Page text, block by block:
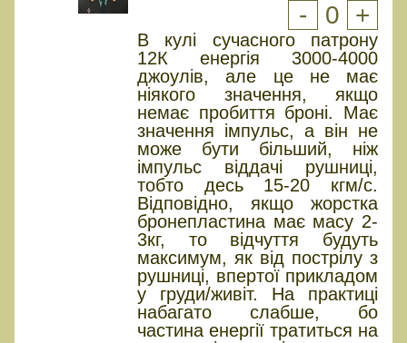
- 0 +
В кулі сучасного патрону
12К енергія 3000-4000
джоулів, але це не має
ніякого значення, якщо
немає пробиття броні. Має
значення імпульс, а він не
може бути більший, ніж
імпульс віддачі рушниці,
тобто десь 15-20 кгм/с.
Відповідно, якщо жорстка
бронепластина має масу 2-
3кг, то відчуття будуть
максимум, як від пострілу з
рушниці, впертої прикладом
у груди/живіт. На практиці
набагато слабше, бо
частина енергії тратиться на